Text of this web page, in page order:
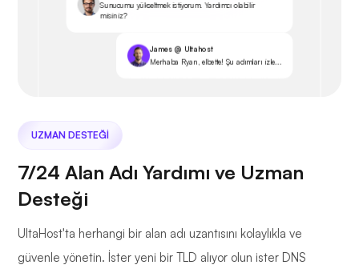
Sunucumu yükseltmek istiyorum. Yardımcı olabilir
misiniz?
James @ Ultahost
Merhaba Ryan, elbette! Şu adımları izle...
UZMAN DESTEĞI
7/24 Alan Adı Yardımı ve Uzman
Desteği
UltaHost'ta herhangi bir alan adı uzantısını kolaylıkla ve
güvenle yönetin. İster yeni bir TLD alıyor olun ister DNS